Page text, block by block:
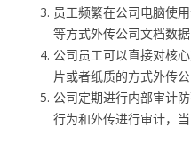
员工频繁在公司电脑使
等方式外传公司文档数
公司员工可以直接对核
片或者纸质的方式外传
公司定期进行内部审计
行为和外传进行审计，